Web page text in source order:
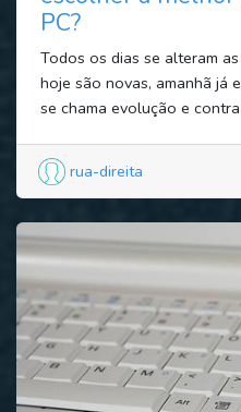
PC?
Todos os dias se alteram
hoje são novas, amanhã já
se chama evolução e
rua-direita